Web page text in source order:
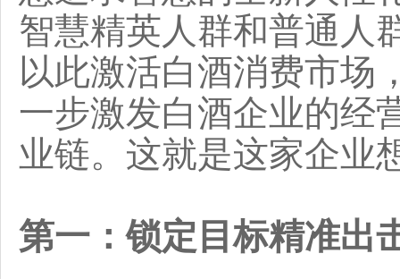
智慧精英人群和普通人
以此激活白酒消费市场
一步激发白酒企业的经
业链。这就是这家企业
第一：锁定目标精准出